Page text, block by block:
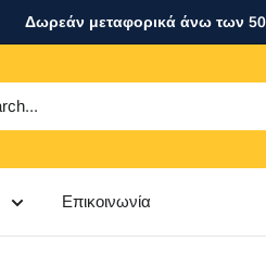
Δωρεάν μεταφορικά άνω των
Επικοινωνία